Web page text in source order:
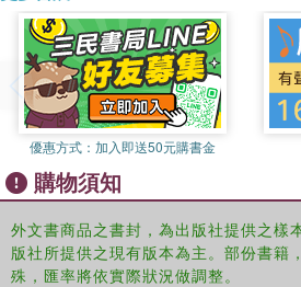
BabyLit® primers have become
introduce babies to the most
literature of our time. Now a
books for early readers and their
Each book in the BabyLit®
from literary canon with easy-to-
artwork. These delightful, engaging
ages 3 to 5, but will be enjoyed by
alike.
商品除瑕疵品外，恕不接受退換貨
優惠方式： 加入即送50元購書金
購物須知
外文書商品之書封，為出版社提供之樣
版社所提供之現有版本為主。部份書籍
殊，匯率將依實際狀況做調整。